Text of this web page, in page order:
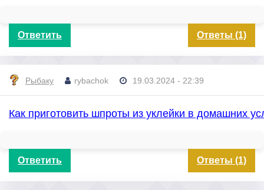
Ответить Ответы (1)
Рыбаку rybachok 19.03.2024 - 22:39
Как приготовить шпроты из уклейки в домашних
Ответить Ответы (1)